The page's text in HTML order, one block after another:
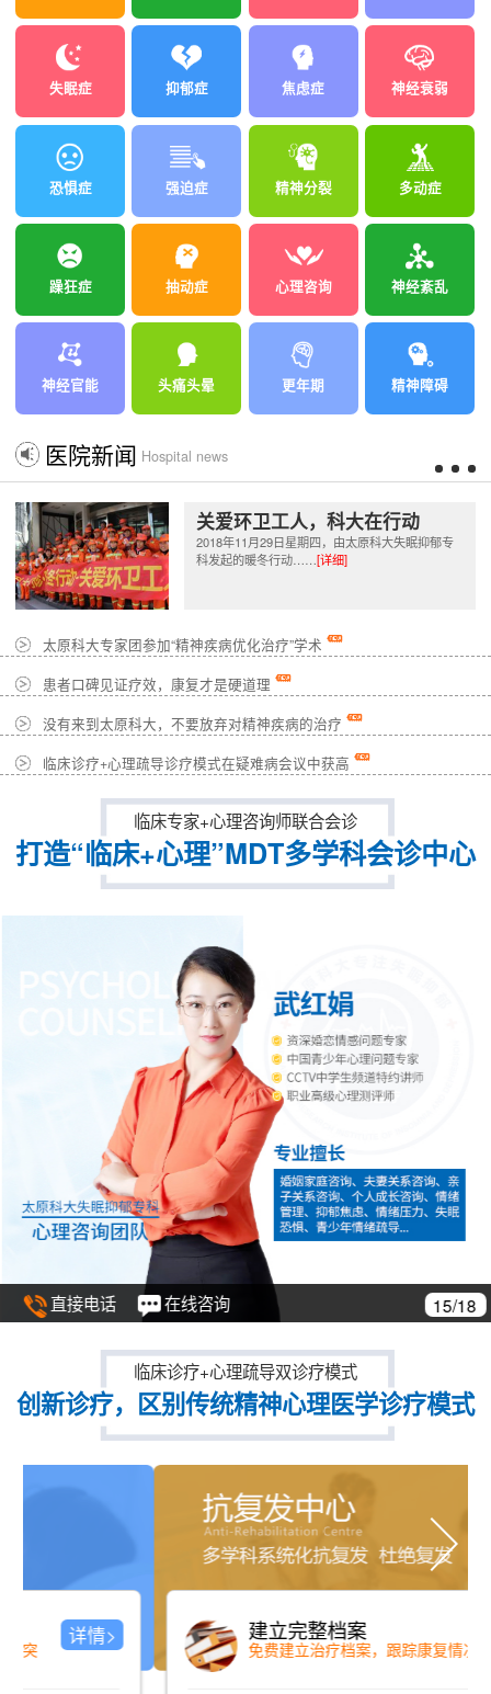
失眠症 抑郁症 焦虑症 神经衰弱
恐惧症 强迫症 精神分裂 多动症
躁狂症 抽动症 心理咨询 神经紊乱
神经官能 头痛头晕 更年期 精神障碍
医院新闻 Hospital news
关爱环卫工人，科大在行动
2018年11月29日星期四，由太原科大失眠抑郁专
科发起的暖冬行动……[详细]
太原科大专家团参加“精神疾病优化治疗”学术
患者口碑见证疗效，康复才是硬道理
没有来到太原科大，不要放弃对精神疾病的治疗
临床诊疗+心理疏导诊疗模式在疑难病会议中获高
临床专家+心理咨询师联合会诊
打造“临床+心理”MDT多学科会诊中心
直接电话 在线咨询 15/18
临床诊疗+心理疏导双诊疗模式
创新诊疗，区别传统精神心理医学诊疗模式
建立完整档案
免费建立治疗档案，跟踪康复情况